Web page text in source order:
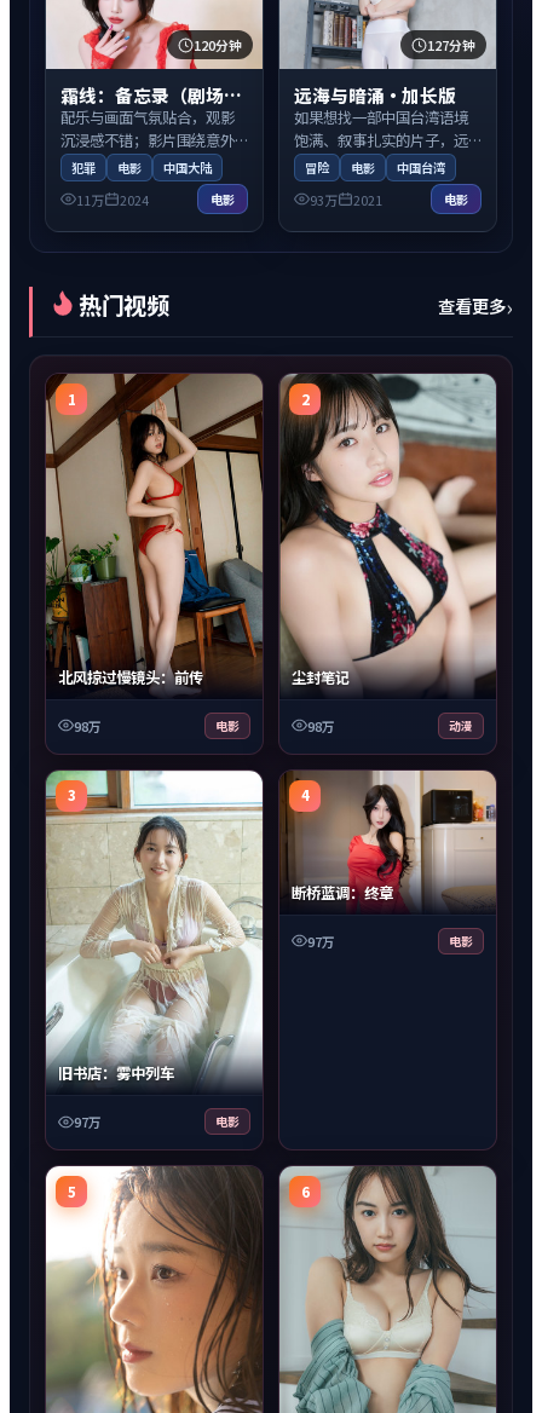
120分钟
霜线：备忘录（剧场版）
配乐与画面气氛贴合，观影
沉浸感不错；影片围绕意外
线索与人际拉扯展开，适合
周末一口气看完。
犯罪 电影 中国大陆
11万 2024 电影
127分钟
远海与暗涌·加长版
如果想找一部中国台湾语境
饱满、叙事扎实的片子，远
海与暗涌·加长版值得关
注；影片围绕意外线索与人
际拉扯展开，适合周末一口
气看完。
冒险 电影 中国台湾
93万 2021 电影
热门视频 查看更多›
1
北风掠过慢镜头：前传
98万 电影
2
尘封笔记
98万 动漫
3
旧书店：雾中列车
97万 电影
4
断桥蓝调：终章
97万 电影
5 6